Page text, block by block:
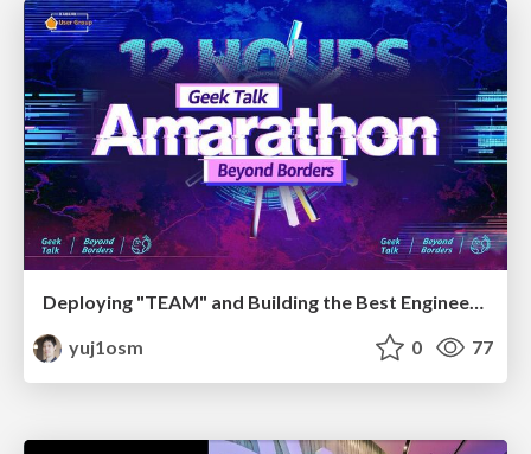
Deploying "TEAM" and Building the Best Engineering "Team" (Amarathon 2025)
yuj1osm
0 77